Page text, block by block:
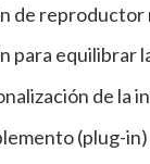
de reproductor
para equilibrar
de la
(plug-